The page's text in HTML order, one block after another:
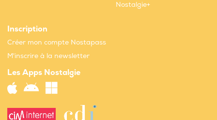
Nostalgie+
Inscription
Créer mon compte Nostapass
M'inscrire à la newsletter
Les Apps Nostalgie